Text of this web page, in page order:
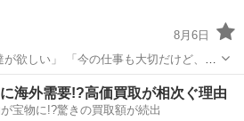
8月6日
が欲しい」 「今の仕事も大切だけど、も
な思いを持つ人に向け
ます！ この会は、ただ飲んで終わるだけ
、...
その他 社会人
海外需要!?高価買取が相次ぐ理由
宝物に!?驚きの買取額が続出